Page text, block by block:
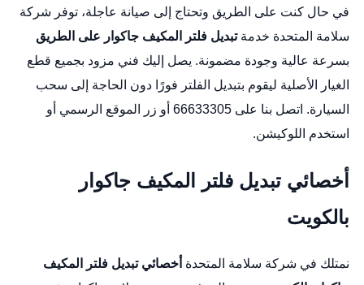
في حال كنت على الطريق وتحتاج إلى صيانة عاجلة، توفر شركة
سلامة المتحدة خدمةتبديل فلتر المكيف جاكوار على الطريق
بسرعة عالية وجودة مضمونة. يصل إليك فني مزود بجميع قطع
الغيار الأصلية ليقوم بتبديل الفلتر فورًا دون الحاجة إلى سحب
السيارة. اتصل بنا على 66633305 أو زر
الموقع الرسمي أو
استخدم اللوكيشن.
أخصائي تبديل فلتر المكيف جاكوار
بالكويت
نمتلك في شركة سلامة المتحدة أخصائي تبديل فلتر المكيف